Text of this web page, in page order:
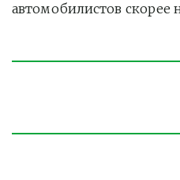
автомобилистов скорее